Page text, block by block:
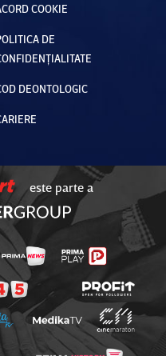
COOKIE
DE
DEONTOLOGIC
este parte a